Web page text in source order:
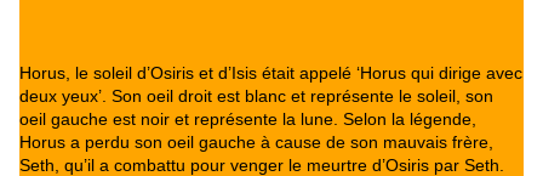
Horus, le soleil d’Osiris et d’Isis était appelé ‘Horus qui dirige avec
deux yeux’. Son oeil droit est blanc et représente le soleil, son
oeil gauche est noir et représente la lune. Selon la légende,
Horus a perdu son oeil gauche à cause de son mauvais frère,
Seth, qu’il a combattu pour venger le meurtre d’Osiris par Seth.